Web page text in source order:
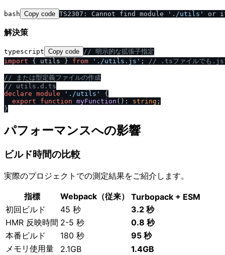
bash Copy code TS2307: Cannot find module '. /utils' or
解決策
typescript Copy code / / 明示的な拡張子指定
import { utils } from '. /utils.js' ; / / .tsファイルでも.js
/ / または型定義ファイルの作成
/ / utils.d.ts
declare module '. /utils'
{
export
function myFunction ( ): string ;
パフォーマンスへの影響
ビルド時間の比較
実際のプロジェクトでの測定結果をご紹介します。
指標 Webpack（従来）
Turbopack + ESM
初回ビルド
45 秒
3.2 秒
HMR 反映時間 2-5 秒
0.8 秒
本番ビルド
180 秒
95 秒
メモリ使用量
2.1GB
1.4GB